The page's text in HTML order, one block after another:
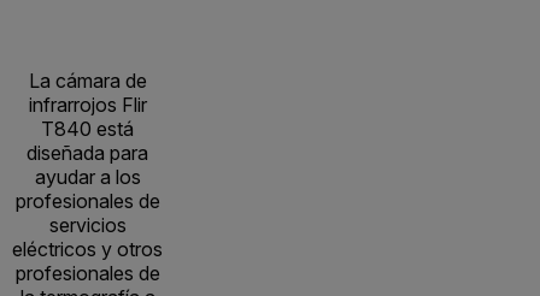
La cámara de
infrarrojos Flir
T840 está
diseñada para
ayudar a los
profesionales de
servicios
eléctricos y otros
profesionales de